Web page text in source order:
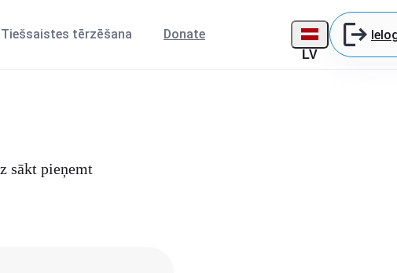
Tiešsaistes tērzēšana Donate
LV
sākt pieņemt